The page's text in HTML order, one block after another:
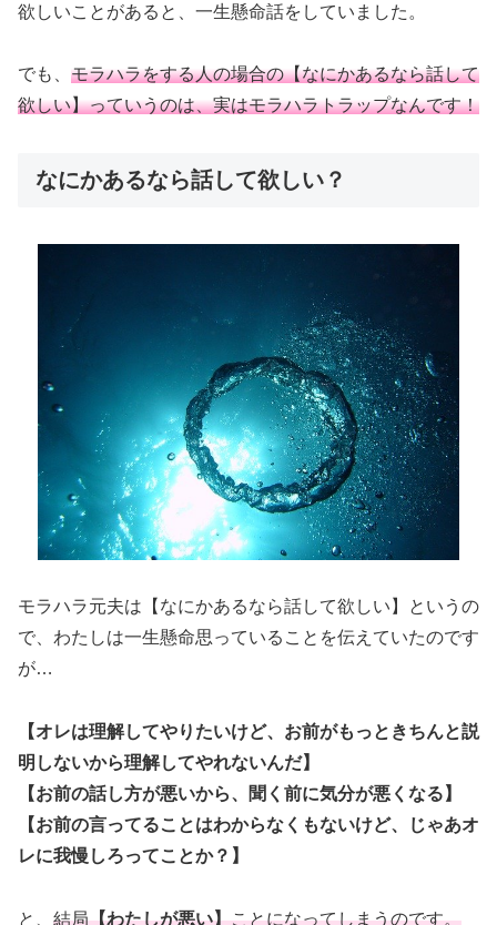
欲しいことがあると、一生懸命話をしていました。
でも、 モラハラをする人の場合の【なにかあるなら話して
欲しい】っていうのは、実はモラハラトラップなんです！
なにかあるなら話して欲しい？
モラハラ元夫は【なにかあるなら話して欲しい】というの
で、わたしは一生懸命思っていることを伝えていたのです
が…
【オレは理解してやりたいけど、お前がもっときちんと説
明しないから理解してやれないんだ】
【お前の話し方が悪いから、聞く前に気分が悪くなる】
【お前の言ってることはわからなくもないけど、じゃあオ
レに我慢しろってことか？】
と、 結局【わたしが悪い】ことになってしまうのです。